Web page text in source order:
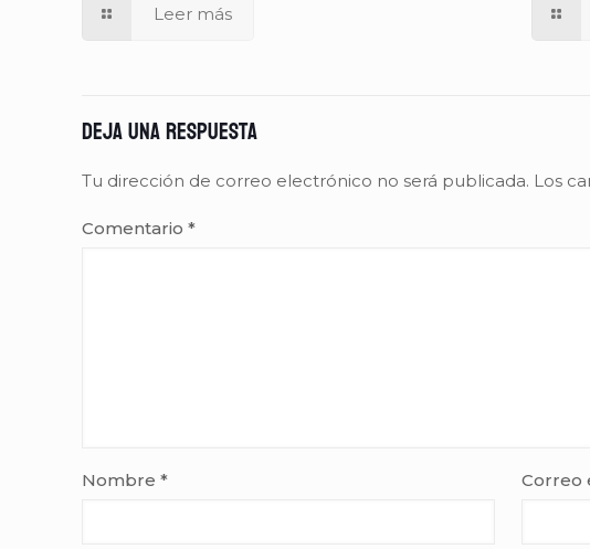
Leer más
Deja una respuesta
Tu dirección de correo electrónico no será publicada. Los
Comentario *
Nombre * Correo